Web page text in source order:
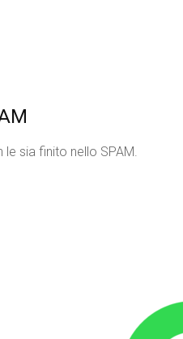
sia finito nello SPAM.